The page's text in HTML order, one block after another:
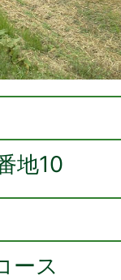
地10
ース